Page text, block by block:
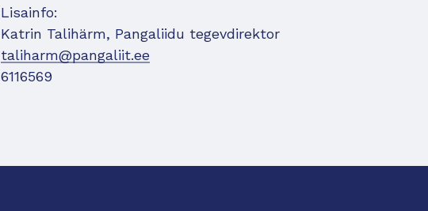
Lisainfo:
Katrin Talihärm, Pangaliidu tegevdirektor
taliharm@pangaliit.ee
6116569